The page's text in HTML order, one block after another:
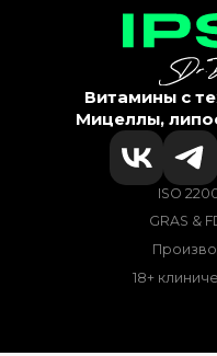
Витамины с
Мицеллы,
ISO
GRAS &
18+